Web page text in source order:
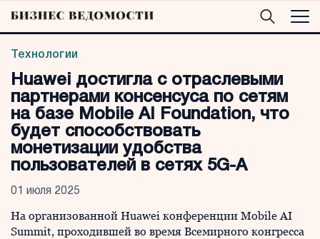
Технологии
Huawei достигла с отраслевыми
партнерами консенсуса по сетям
на базе Mobile AI Foundation, что
будет способствовать
монетизации удобства
пользователей в сетях 5G-A
01 июля 2025
На организованной Huawei конференции Mobile AI
Summit, проходившей во время Всемирного конгресса